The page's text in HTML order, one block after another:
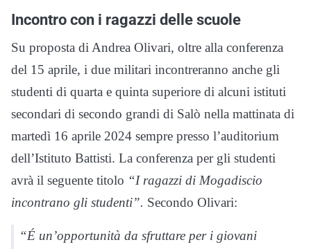
Incontro con i ragazzi delle scuole
Su proposta di Andrea Olivari, oltre alla conferenza
del 15 aprile, i due militari incontreranno anche gli
studenti di quarta e quinta superiore di alcuni istituti
secondari di secondo grandi di Salò nella mattinata di
martedì 16 aprile 2024 sempre presso l’auditorium
dell’Istituto Battisti. La conferenza per gli studenti
avrà il seguente titolo “I ragazzi di Mogadiscio
incontrano gli studenti”. Secondo Olivari:
“É un’opportunità da sfruttare per i giovani